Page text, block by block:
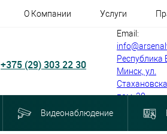
О Компании Услуги
+375 (29) 303 22 30
Email:
Республика
Минск, ул.
пом. 30
Видеонаблюдение